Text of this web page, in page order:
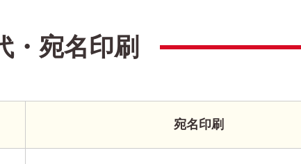
・宛名印刷
宛名印刷